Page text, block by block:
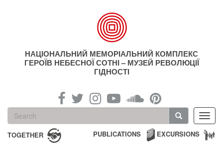
НАЦІОНАЛЬНИЙ МЕМОРІАЛЬНИЙ КОМПЛЕКС
ГЕРОЇВ НЕБЕСНОЇ СОТНІ – МУЗЕЙ РЕВОЛЮЦІЇ
ГІДНОСТІ
Search
form
Search
TOGETHER EXCURSIONS
PUBLICATIONS